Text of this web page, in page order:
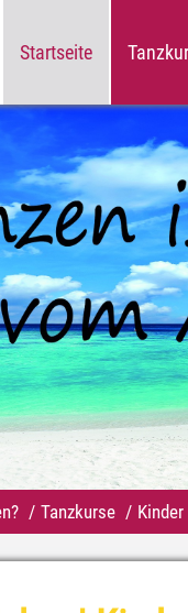
Startseite
Tanzkurse Kinder